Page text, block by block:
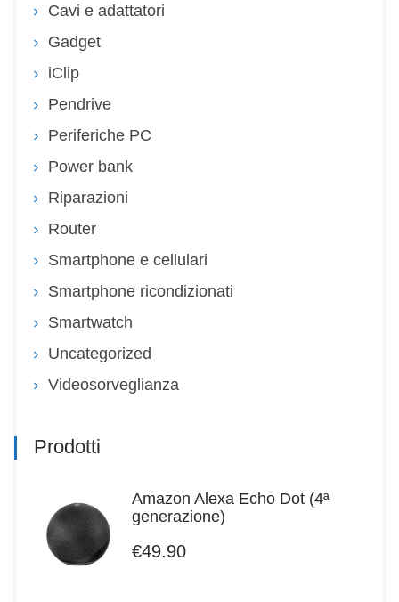
Cavi e adattatori
Gadget
iClip
Pendrive
Periferiche PC
Power bank
Riparazioni
Router
Smartphone e cellulari
Smartphone ricondizionati
Smartwatch
Uncategorized
Videosorveglianza
Prodotti
Amazon Alexa Echo Dot (4ª
generazione)
€49.90